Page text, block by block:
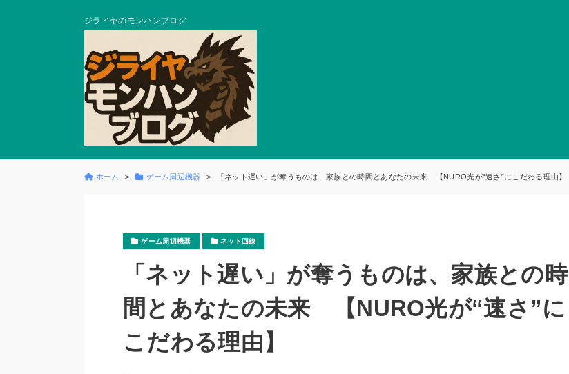
ジライヤのモンハンブログ
ホーム ゲーム周辺機器 「ネット遅い」が奪うものは、家族との時間とあなたの未来 【NURO光が“速さ”にこだわる理由】
ゲーム周辺機器 ネット回線
「ネット遅い」が奪うものは、家族との時
間とあなたの未来 【NURO光が“速さ”に
こだわる理由】